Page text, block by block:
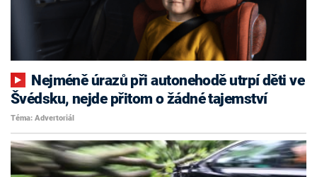
Švédsku, nejde přitom o žádné tajemství
Téma: Advertoriál